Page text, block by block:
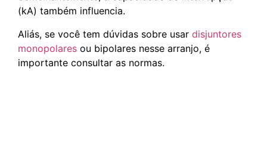
(kA) também influencia.
Aliás, se você tem dúvidas sobre usar disjuntores
monopolares ou bipolares nesse arranjo, é
importante consultar as normas.